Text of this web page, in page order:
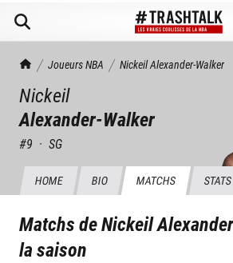
TrashTalk Actu NBA
Joueurs NBA NickeilAlexander-Walker
Nickeil
Alexander-Walker
#9 · SG
HOME BIO MATCHS STATS
Matchs deNickeil
la saison